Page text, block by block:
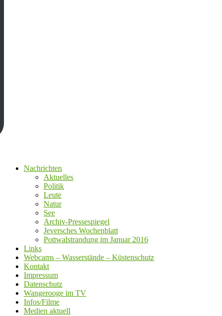
Nachrichten
Aktuelles
Politik
Leute
Natur
See
Archiv-Pressespiegel
Jeversches Wochenblatt
Pottwalstrandung im Januar 2016
Links
Webcams – Wasserstände – Küstenschutz
Kontakt
Impressum
Datenschutz
Wangerooge im TV
Infos/Filme
Medien aktuell